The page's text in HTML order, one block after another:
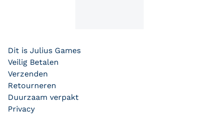
Dit is Julius Games
Veilig Betalen
Verzenden
Retourneren
Duurzaam verpakt
Privacy